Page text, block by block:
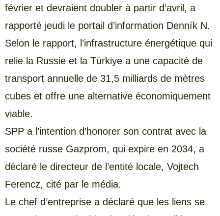
février et devraient doubler à partir d’avril, a
rapporté jeudi le portail d’information Denník N.
Selon le rapport, l’infrastructure énergétique qui
relie la Russie et la Türkiye a une capacité de
transport annuelle de 31,5 milliards de mètres
cubes et offre une alternative économiquement
viable.
SPP a l’intention d’honorer son contrat avec la
société russe Gazprom, qui expire en 2034, a
déclaré le directeur de l’entité locale, Vojtech
Ferencz, cité par le média.
Le chef d’entreprise a déclaré que les liens se